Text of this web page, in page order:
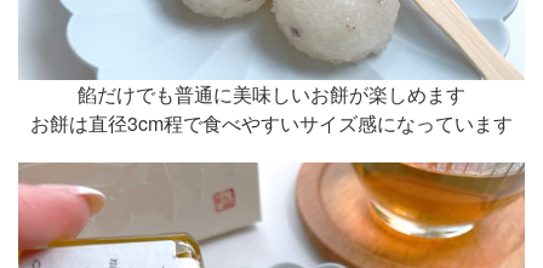
餡だけでも普通に美味しいお餅が楽しめます
お餅は直径3cm程で食べやすいサイズ感になっています